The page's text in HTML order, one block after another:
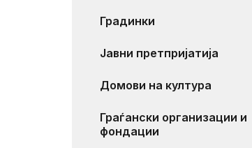
Градинки
Јавни претпријатија
Домови на култура
Граѓански организации и
фондации